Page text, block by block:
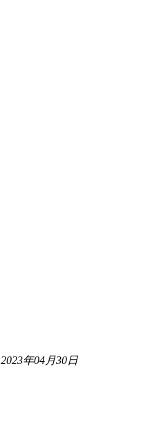
2023年04月30日